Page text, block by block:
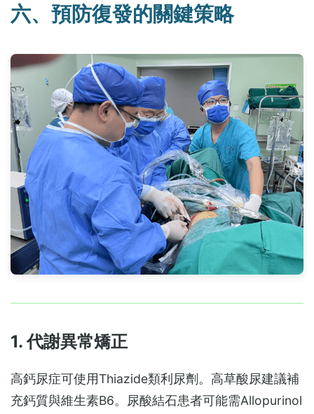
六、預防復發的關鍵策略
1. 代謝異常矯正
高鈣尿症可使用Thiazide類利尿劑。高草酸尿建議補
充鈣質與維生素B6。尿酸結石患者可能需Allopurinol